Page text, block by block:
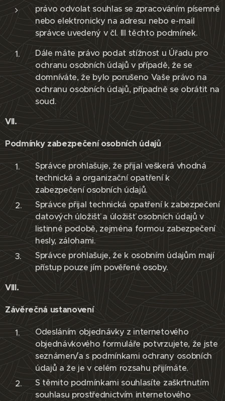
právo odvolat souhlas se zpracováním písemně
nebo elektronicky na adresu nebo e-mail
správce uvedený v čl. III těchto podmínek.
Dále máte právo podat stížnost u Úřadu pro
ochranu osobních údajů v případě, že se
domníváte, že bylo porušeno Vaše právo na
ochranu osobních údajů, případně se obrátit na
soud.
VII.
Podmínky zabezpečení osobních údajů
Správce prohlašuje, že přijal veškerá vhodná
technická a organizační opatření k
zabezpečení osobních údajů.
Správce přijal technická opatření k zabezpečení
datových úložišť a úložišť osobních údajů v
listinné podobě, zejména formou zabezpečení
hesly, zálohami.
Správce prohlašuje, že k osobním údajům mají
přístup pouze jím pověřené osoby.
VIII.
Závěrečná ustanovení
Odesláním objednávky z internetového
objednávkového formuláře potvrzujete, že jste
seznámen/a s podmínkami ochrany osobních
údajů a že je v celém rozsahu přijímáte.
S těmito podmínkami souhlasíte zaškrtnutím
souhlasu prostřednictvím internetového